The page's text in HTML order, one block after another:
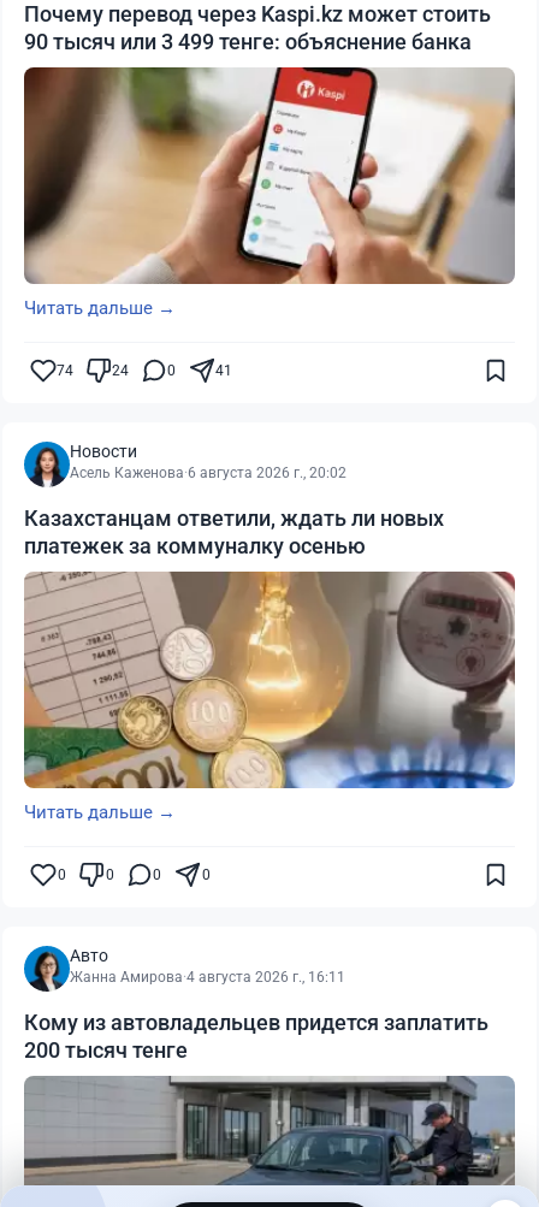
Почему перевод через Kaspi.kz может стоить
90 тысяч или 3 499 тенге: объяснение банка
Читать дальше →
74 24 0 41
Новости
Асель Каженова·6 августа 2026 г., 20:02
Казахстанцам ответили, ждать ли новых
платежек за коммуналку осенью
Читать дальше →
0 0 0 0
Авто
Жанна Амирова·4 августа 2026 г., 16:11
Кому из автовладельцев придется заплатить
200 тысяч тенге